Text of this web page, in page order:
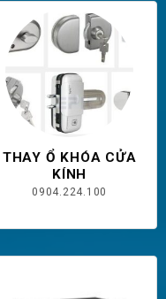
THAY Ổ KHÓA CỬA
KÍNH
0904.224.100